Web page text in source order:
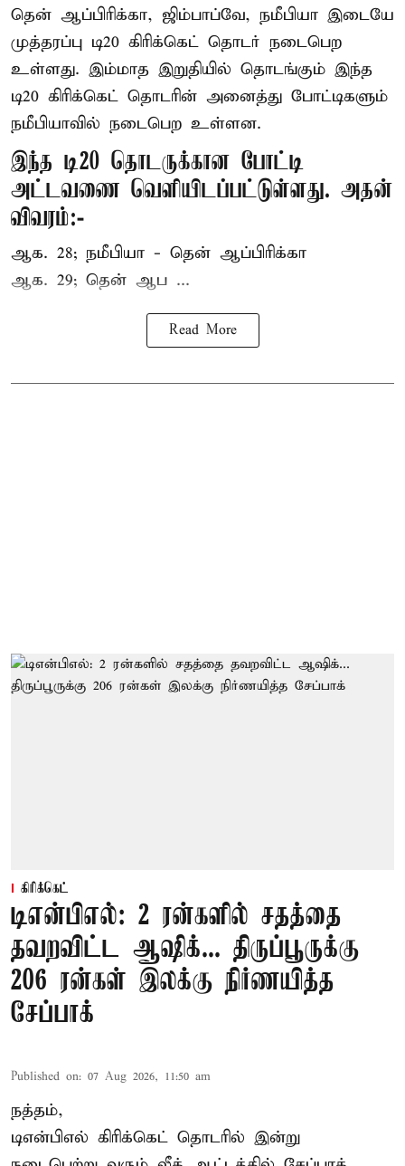
தென் ஆப்பிரிக்கா, ஜிம்பாப்வே, நமீபியா இடையே
முத்தரப்பு டி20 கிரிக்கெட் தொடர் நடைபெற
உள்ளது. இம்மாத இறுதியில் தொடங்கும் இந்த
டி20 கிரிக்கெட் தொடரின் அனைத்து போட்டிகளும்
நமீபியாவில் நடைபெற உள்ளன.
இந்த டி20 தொடருக்கான போட்டி
அட்டவணை வெளியிடப்பட்டுள்ளது. அதன்
விவரம்:-
ஆக. 28; நமீபியா - தென் ஆப்பிரிக்கா
ஆக. 29; தென் ஆப ...
Read More
கிரிக்கெட்
டிஎன்பிஎல்: 2 ரன்களில் சதத்தை
தவறவிட்ட ஆஷிக்... திருப்பூருக்கு
206 ரன்கள் இலக்கு நிர்ணயித்த
சேப்பாக்
Published on: 07 Aug 2026, 11:50 am
நத்தம்,
டிஎன்பிஎல் கிரிக்கெட் தொடரில் இன்று